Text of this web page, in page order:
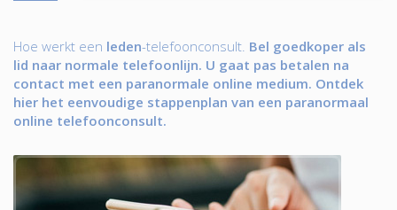
Hoe werkt een leden-telefoonconsult. Bel goedkoper als
lid naar normale telefoonlijn. U gaat pas betalen na
contact met een paranormale online medium. Ontdek
hier het eenvoudige stappenplan van een paranormaal
online telefoonconsult.